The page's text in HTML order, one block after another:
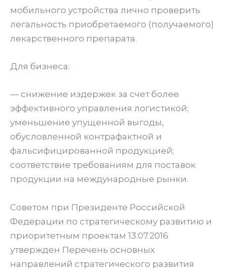
мобильного устройства лично проверить
легальность приобретаемого (получаемого)
лекарственного препарата.
Для бизнеса:
— снижение издержек за счет более
эффективного управления логистикой;
уменьшение упущенной выгоды,
обусловленной контрафактной и
фальсифицированной продукцией;
соответствие требованиям для поставок
продукции на международные рынки.
Советом при Президенте Российской
Федерации по стратегическому развитию и
приоритетным проектам 13.07.2016
утвержден Перечень основных
направлений стратегического развития